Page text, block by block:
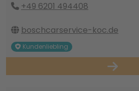
+49 6201 494408
boschcarservice-koc.de
Kundenliebling